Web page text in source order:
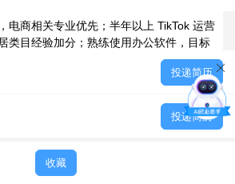
电商相关专业优先；半年以上 TikTok 运营
类目经验加分；熟练使用办公软件，目标
高额提成，上不封顶，多劳多得；
升通道，平台稳定成长空间充足；
投递简历
投递简历
收藏